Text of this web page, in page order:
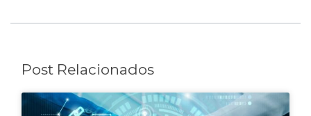
Post Relacionados